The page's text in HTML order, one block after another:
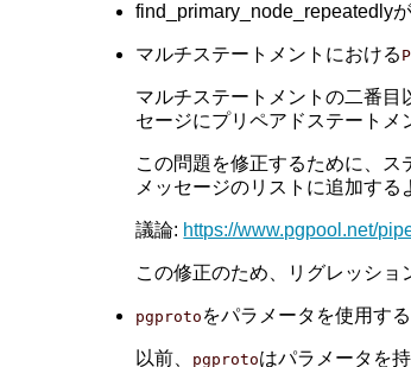
find_primary_node_repeatedly
マルチステートメントにおける
マルチステートメントの二番目
セージにプリペアドステートメ
この問題を修正するために、
メッセージのリストに追加する
議論: https://www.pgpool.net/
この修正のため、リグレッショ
pgproto をパラメータを使用す
以前、 pgprotoはパラメータを